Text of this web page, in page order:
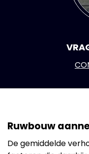
Ruwbouw
De gemiddelde